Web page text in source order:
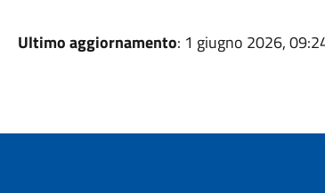
Ultimo aggiornamento: 1 giugno 2026,